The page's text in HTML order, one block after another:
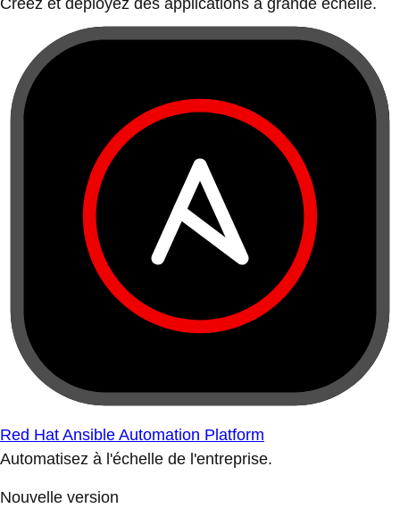
Créez et déployez des applications à grande échelle.
Red Hat Ansible Automation Platform
Automatisez à l'échelle de l'entreprise.
Nouvelle version